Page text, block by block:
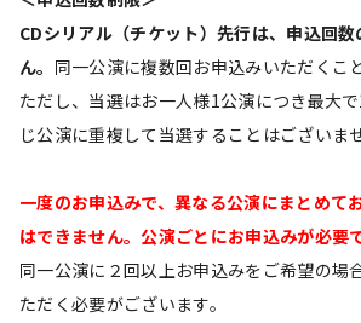
CDシリアル（チケット）先行は、申込回
ん。 同一公演に複数回お申込みいただくこ
ただし、当選はお一人様1公演につき最大
じ公演に重複して当選することはございま
一度のお申込みで、異なる公演にまとめて
はできません。公演ごとにお申込みが必要で
同一公演に２回以上お申込みをご希望の場
ただく必要がございます。